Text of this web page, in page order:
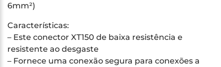
6mm²)
Características:
– Este conector XT150 de baixa resistência e
resistente ao desgaste
– Fornece uma conexão segura para conexões a